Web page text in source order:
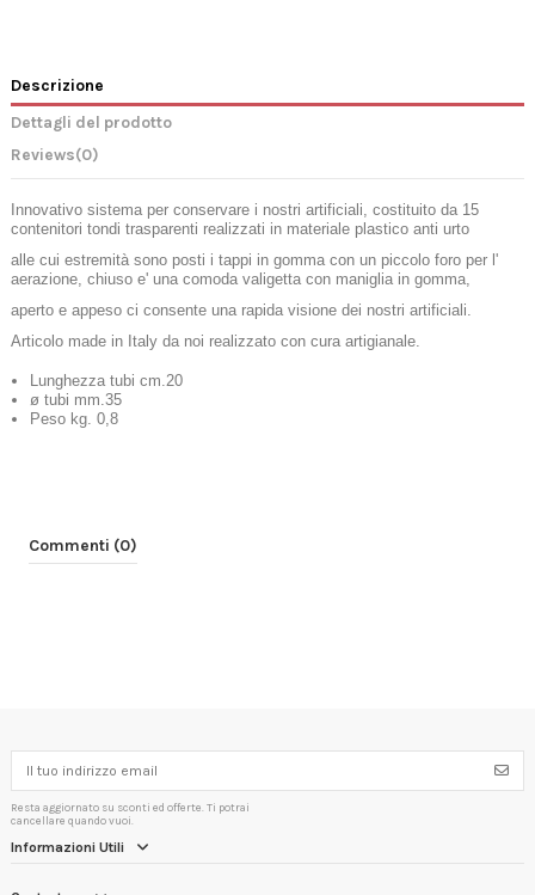
Descrizione
Dettagli del prodotto
Reviews(0)
Innovativo sistema per conservare i nostri artificiali, costituito da 15
contenitori tondi trasparenti realizzati in materiale plastico anti urto
alle cui estremità sono posti i tappi in gomma con un piccolo foro per l'
aerazione, chiuso e' una comoda valigetta con maniglia in gomma,
aperto e appeso ci consente una rapida visione dei nostri artificiali.
Articolo made in Italy da noi realizzato con cura artigianale.
Lunghezza tubi cm.20
ø tubi mm.35
Peso kg. 0,8
Commenti (0)
Resta aggiornato su sconti ed offerte. Ti potrai
cancellare quando vuoi.
Informazioni Utili